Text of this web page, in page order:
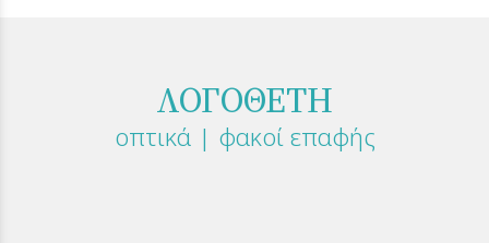
ΛΟΓΟΘΕΤΗ
οπτικά | φακοί επαφής